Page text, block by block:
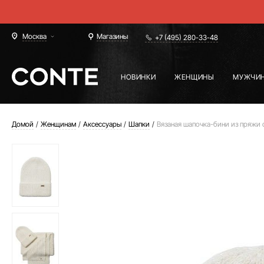
Москва Магазины +7 (495) 280-33-48
НОВИНКИ ЖЕНЩИНЫ
Домой Женщинам Аксессуары Шапки Вязаная шапочка-бини из